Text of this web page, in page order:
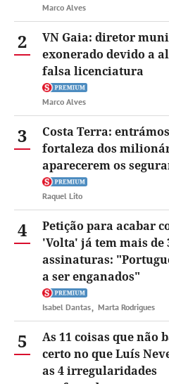
Marco Alves
2
VN Gaia: diretor
exonerado devido a
falsa licenciatura
Marco Alves
3
Costa Terra:
fortaleza dos
aparecerem os
Raquel Lito
4
Petição para acabar
'Volta' já tem mais de
assinaturas:
a ser enganados"
Isabel Dantas Marta Rodrigues
5
As 11 coisas que não
certo no que Luís
as 4 irregularidades